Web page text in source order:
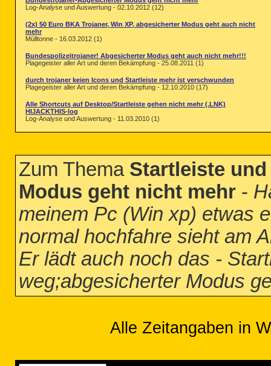
Log-Analyse und Auswertung - 02.10.2012 (12)
(2x) 50 Euro BKA Trojaner, Win XP, abgesicherter Modus geht auch nicht
mehr
Mülltonne - 16.03.2012 (1)
Bundespolizeitrojaner! Abgesicherter Modus geht auch nicht mehr!!!
Plagegeister aller Art und deren Bekämpfung - 25.08.2011 (1)
durch trojaner keien Icons und Startleiste mehr ist verschwunden
Plagegeister aller Art und deren Bekämpfung - 12.10.2010 (17)
Alle Shortcuts auf Desktop/Startleiste gehen nicht mehr (.LNK)
HIJACKTHIS-log
Log-Analyse und Auswertung - 11.03.2010 (1)
Zum Thema Startleiste
Modus geht nicht mehr -
meinem Pc (Win xp) etwas
normal hochfahre sieht am
Er lädt auch noch das -
weg;abgesicherter Modus
Alle Zeitangaben in